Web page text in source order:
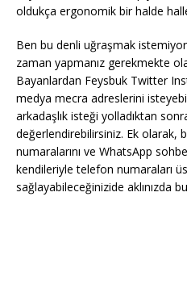
oldukça ergonomik bir halde
Ben bu denli uğraşmak
zaman yapmanız gerekmekte
Bayanlardan Feysbuk Twitter
medya mecra adreslerini
arkadaşlık isteği yolladıktan
değerlendirebilirsiniz. Ek olarak,
numaralarını ve WhatsApp
kendileriyle telefon numaraları
sağlayabileceğinizide aklınızda